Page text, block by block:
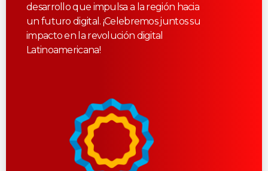
desarrollo que impulsa a la región hacia
un futuro digital. ¡Celebremos juntos su
impacto en la revolución digital
Latinoamericana!